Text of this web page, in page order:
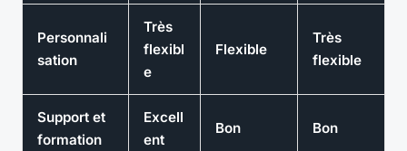
Personnali
sation
Très
flexibl
e
Flexible
Très
flexible
Support et
formation
Excell
ent
Bon Bon